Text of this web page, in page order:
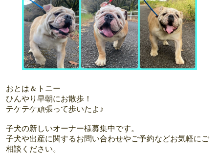
おとは＆トニー
ひんやり早朝にお散歩！
テケテケ頑張って歩いたよ♪
子犬の新しいオーナー様募集中です。
子犬や出産に関するお問い合わせやご予約などお気軽にご
相談ください。